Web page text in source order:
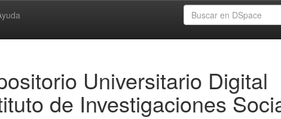
Universitario Digital
de Investigaciones